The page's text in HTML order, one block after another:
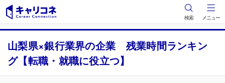
検索 メニュー
山梨県×銀行業界の企業 残業時間ランキン
グ【転職・就職に役立つ】